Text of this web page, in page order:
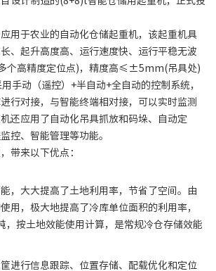
用于农业的自动化仓储起重机，该起重机具
、起升高度高、运行速度快、运行平稳无波
个高精度定位点)，精度高≤±5mm(吊具处)
手动（遥控）+半自动+全自动的控制系统，
行对接，与智能终端相对接，可以实时监测
还应用了自动化吊具抓放和码垛、自动定
控、智能管理等功能。
带来以下优点：
，大大提高了土地利用率，节省了空间。由
用，极大地提高了冷库单位面积的利用率，
，按土地效能使用计算，是常规冷仓存储效能
进行信息跟踪、位置存储、配载优化和定位